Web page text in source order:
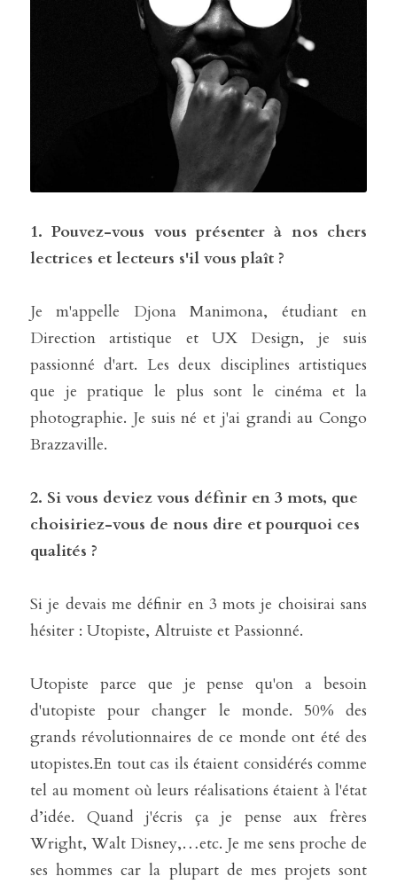
1. Pouvez-vous vous présenter à nos chers
lectrices et lecteurs s'il vous plaît ?
Je m'appelle Djona Manimona, étudiant en
Direction artistique et UX Design, je suis
passionné d'art. Les deux disciplines artistiques
que je pratique le plus sont le cinéma et la
photographie. Je suis né et j'ai grandi au Congo
Brazzaville.
2. Si vous deviez vous définir en 3 mots, que
choisiriez-vous de nous dire et pourquoi ces
qualités ?
Si je devais me définir en 3 mots je choisirai sans
hésiter : Utopiste, Altruiste et Passionné.
Utopiste parce que je pense qu'on a besoin
d'utopiste pour changer le monde. 50% des
grands révolutionnaires de ce monde ont été des
utopistes.En tout cas ils étaient considérés comme
tel au moment où leurs réalisations étaient à l'état
d’idée. Quand j'écris ça je pense aux frères
Wright, Walt Disney,…etc. Je me sens proche de
ses hommes car la plupart de mes projets sont